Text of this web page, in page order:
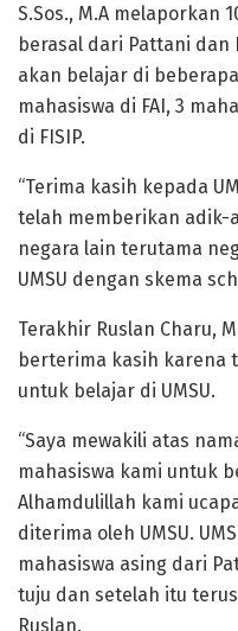
S.Sos., M.A melaporkan
berasal dari Pattani dan
akan belajar di
mahasiswa di FAI, 3
di FISIP.
“Terima kasih kepada
telah memberikan adik-
negara lain terutama
UMSU dengan skema
Terakhir Ruslan Charu,
berterima kasih karena
untuk belajar di UMSU.
“Saya mewakili atas
mahasiswa kami untuk
Alhamdulillah kami
diterima oleh UMSU.
mahasiswa asing dari
tuju dan setelah itu
Ruslan.